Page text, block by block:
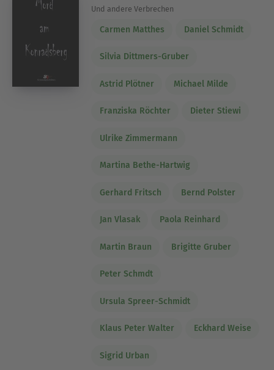
Und andere Verbrechen
Carmen Matthes Daniel Schmidt
Silvia Dittmers-Gruber
Astrid Plötner Michael Milde
Franziska Röchter Dieter Stiewi
Ulrike Zimmermann
Martina Bethe-Hartwig
Gerhard Fritsch Bernd Polster
Jan Vlasak Paola Reinhard
Martin Braun Brigitte Gruber
Peter Schmdt
Ursula Spreer-Schmidt
Klaus Peter Walter Eckhard Weise
Sigrid Urban